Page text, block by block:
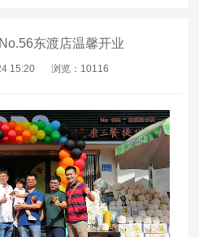
东渡店温馨开业
15:20 浏览：10116